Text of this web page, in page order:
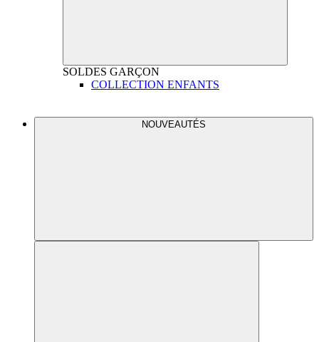
SOLDES GARÇON
COLLECTION ENFANTS
NOUVEAUTÉS